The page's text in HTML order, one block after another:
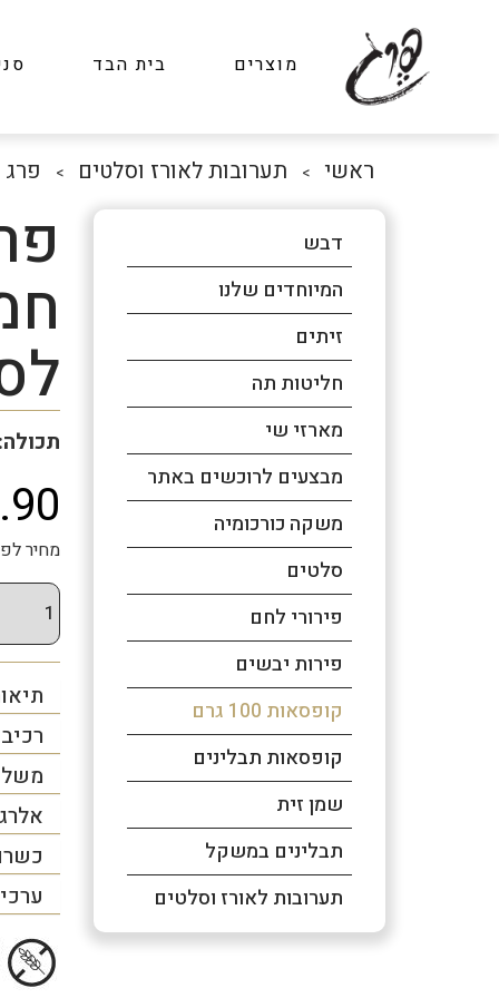
מוצרים בית הבד
ראשי > תערובות לאורז וסלטים >
תכולה:
מחיר לפני מע"מ:
דבש
המיוחדים שלנו
זיתים
חליטות תה
מארזי שי
מבצעים לרוכשים באתר
משקה כורכומיה
סלטים
פירורי לחם
פירות יבשים
קופסאות 100 גרם
קופסאות תבלינים
שמן זית
תבלינים במשקל
תערובות לאורז וסלטים